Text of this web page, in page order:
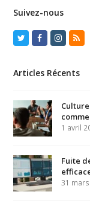
Suivez-nous
TwitterFacebookRSS
Articles Récents
1 avril
Fuite
31